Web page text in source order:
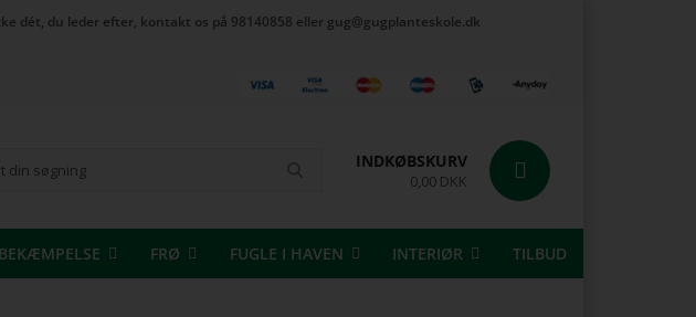
dét, du leder efter, kontakt os på 98140858 eller gug@gugplanteskole.dk
INDKØBSKURV
0,00 DKK
FRØ FUGLE I HAVEN INTERIØR TILBUD